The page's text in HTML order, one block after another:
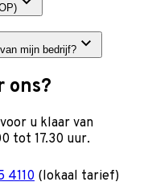
mijn bedrijf?
ons?
u klaar van
tot 17.30 uur.
4110 (lokaal tarief)